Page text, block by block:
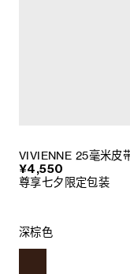
VIVIENNE 25毫米皮
¥4,550
尊享七夕限定包装
深棕色